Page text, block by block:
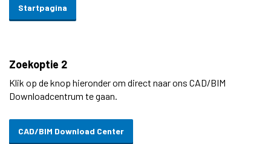
Startpagina
Zoekoptie 2
Klik op de knop hieronder om direct naar ons CAD/BIM
Downloadcentrum te gaan.
CAD/BIM Download Center